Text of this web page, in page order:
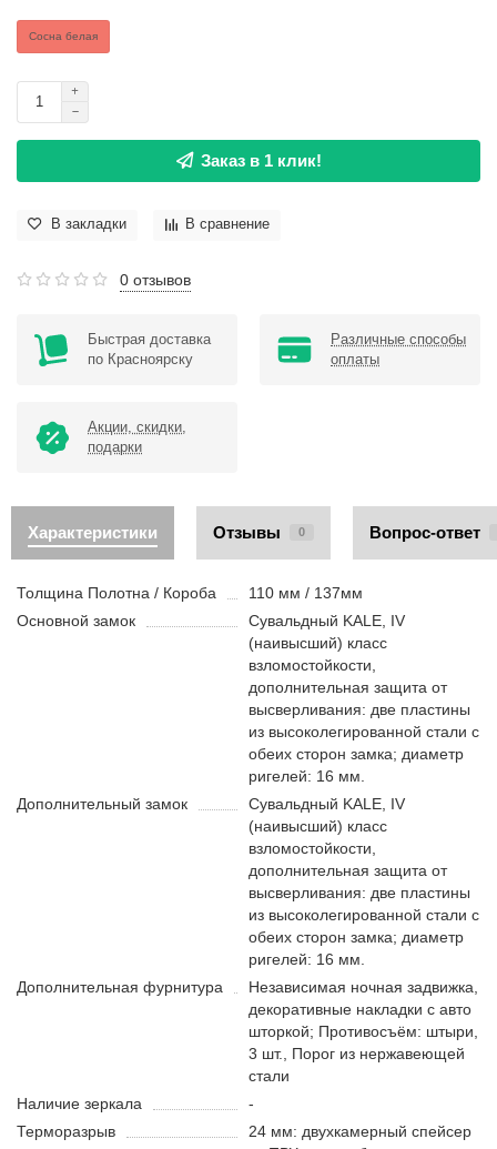
Сосна белая
Заказ в 1 клик!
В закладки В сравнение
0 отзывов
Быстрая доставка
по Красноярску
Различные способы
оплаты
Акции, скидки,
подарки
Характеристики Отзывы 0 Вопрос-ответ
Толщина Полотна / Короба
110 мм / 137мм
Основной замок
Сувальдный KALE, IV
(наивысший) класс
взломостойкости,
дополнительная защита от
высверливания: две пластины
из высоколегированной стали с
обеих сторон замка; диаметр
ригелей: 16 мм.
Дополнительный замок
Сувальдный KALE, IV
(наивысший) класс
взломостойкости,
дополнительная защита от
высверливания: две пластины
из высоколегированной стали с
обеих сторон замка; диаметр
ригелей: 16 мм.
Дополнительная фурнитура
Независимая ночная задвижка,
декоративные накладки с авто
шторкой; Противосъём: штыри,
3 шт., Порог из нержавеющей
стали
Наличие зеркала
-
Терморазрыв
24 мм: двухкамерный спейсер